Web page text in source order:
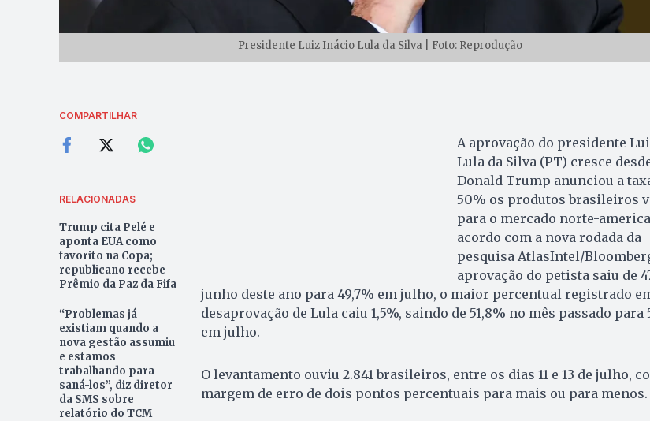
Presidente Luiz Inácio Lula da Silva | Foto: Reprodução
COMPARTILHAR
RELACIONADAS
Trump cita Pelé e
aponta EUA como
favorito na Copa;
republicano recebe
Prêmio da Paz da Fifa
“Problemas já
existiam quando a
nova gestão assumiu
e estamos
trabalhando para
saná-los”, diz diretor
da SMS sobre
relatório do TCM
A aprovação do presidente
Lula da Silva (PT) cresce
Donald Trump anunciou a
50% os produtos brasileiros
para o mercado norte-
acordo com a nova rodada da
pesquisa AtlasIntel/
aprovação do petista saiu de
junho deste ano para 49,7% em julho, o maior percentual registrado
desaprovação de Lula caiu 1,5%, saindo de 51,8% no mês passado para
em julho.
O levantamento ouviu 2.841 brasileiros, entre os dias 11 e 13 de julho,
margem de erro de dois pontos percentuais para mais ou para menos.